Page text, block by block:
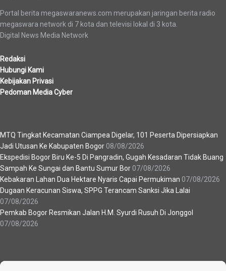
Portal berita megaswaranews.com merupakan jaringan berita radio
megaswara network di 7 kota dan televisi lokal di 3 kota.
Digital News Media Network
Redaksi
Hubungi Kami
Kebijakan Privasi
Pedoman Media Cyber
MTQ Tingkat Kecamatan Ciampea Digelar, 101 Peserta Dipersiapkan
Jadi Utusan Ke Kabupaten Bogor 08/08/2026
Ekspedisi Bogor Biru Ke-5 Di Pangradin, Gugah Kesadaran Tidak Buang
Sampah Ke Sungai dan Bantu Sumur Bor 07/08/2026
Kebakaran Lahan Dua Hektare Nyaris Capai Permukiman 07/08/2026
Dugaan Keracunan Siswa, SPPG Terancam Sanksi Jika Lalai
07/08/2026
Pemkab Bogor Resmikan Jalan H.M. Syurdi Rusuh Di Jonggol
07/08/2026